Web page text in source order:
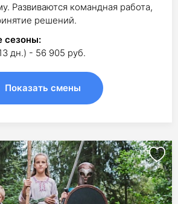
Развиваются командная работа,
решений.
сезоны:
дн.) - 56 905 руб.
Показать смены